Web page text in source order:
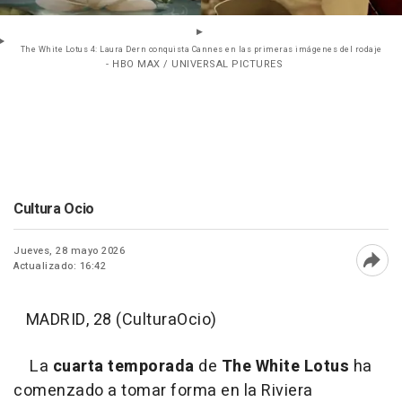
The White Lotus 4: Laura Dern conquista Cannes en las primeras imágenes del rodaje
- HBO MAX / UNIVERSAL PICTURES
Cultura Ocio
Jueves, 28 mayo 2026
Actualizado: 16:42
MADRID, 28 (CulturaOcio)
La cuarta temporada de The White Lotus ha
comenzado a tomar forma en la Riviera